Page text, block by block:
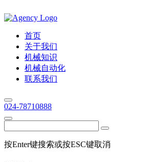
首页
关于我们
机械知识
机械自动化
联系我们
024-78710888
按Enter键搜索或按ESC键取消